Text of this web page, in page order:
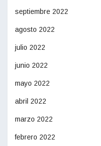
septiembre 2022
agosto 2022
julio 2022
junio 2022
mayo 2022
abril 2022
marzo 2022
febrero 2022